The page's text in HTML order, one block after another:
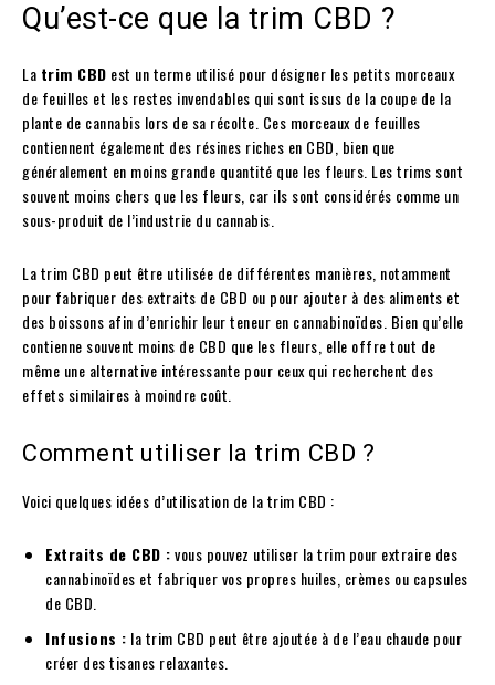
Qu’est-ce que la trim CBD ?
La trim CBD est un terme utilisé pour désigner les petits morceaux
de feuilles et les restes invendables qui sont issus de la coupe de la
plante de cannabis lors de sa récolte. Ces morceaux de feuilles
contiennent également des résines riches en CBD, bien que
généralement en moins grande quantité que les fleurs. Les trims sont
souvent moins chers que les fleurs, car ils sont considérés comme un
sous-produit de l’industrie du cannabis.
La trim CBD peut être utilisée de différentes manières, notamment
pour fabriquer des extraits de CBD ou pour ajouter à des aliments et
des boissons afin d’enrichir leur teneur en cannabinoïdes. Bien qu’elle
contienne souvent moins de CBD que les fleurs, elle offre tout de
même une alternative intéressante pour ceux qui recherchent des
effets similaires à moindre coût.
Comment utiliser la trim CBD ?
Voici quelques idées d’utilisation de la trim CBD :
Extraits de CBD :vous pouvez utiliser la trim pour extraire des
cannabinoïdes et fabriquer vos propres huiles, crèmes ou capsules
de CBD.
Infusions : la trim CBD peut être ajoutée à de l’eau chaude pour
créer des tisanes relaxantes.